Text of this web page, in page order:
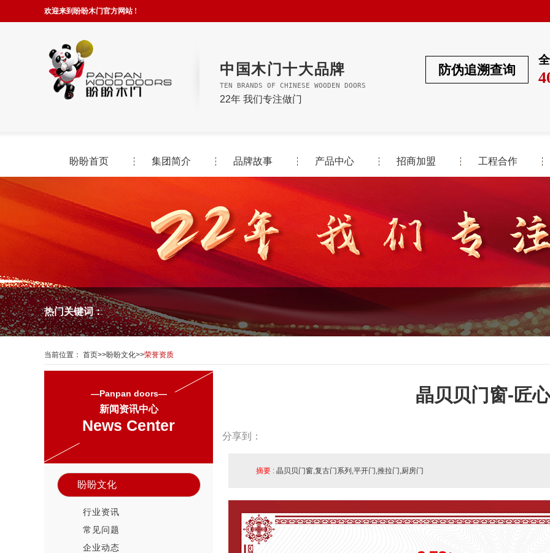
欢迎来到盼盼木门官方网站 !
中国木门十大品牌
TEN BRANDS OF CHINESE WOODEN DOORS
22年 我们专注做门
防伪追溯查询
盼盼首页 集团简介 品牌故事 产品中心 招商加盟 工程合作
热门关键词：
当前位置： 首页>>盼盼文化>>荣誉资质
—Panpan doors—
新闻资讯中心
News Center
盼盼文化
行业资讯
常见问题
企业动态
晶贝贝门窗-匠
分享到：
摘要 : 晶贝贝门窗,复古门系列,平开门,推拉门,厨房门